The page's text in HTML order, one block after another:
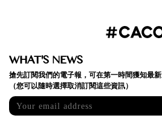
WHAT'S NEWS
搶先訂閱我們的電子報，可在第一時間獲知最
（您可以隨時選擇取消訂閱這些資訊）